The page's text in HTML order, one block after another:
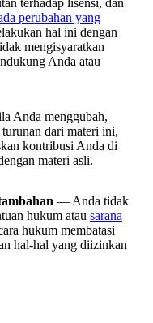
terhadap lisensi, dan
perubahan yang
hal ini dengan
mengisyaratkan
Anda atau
Anda menggubah,
dari materi ini,
kontribusi Anda di
materi asli.
— Anda tidak
hukum atau sarana
hukum membatasi
hal-hal yang diizinkan